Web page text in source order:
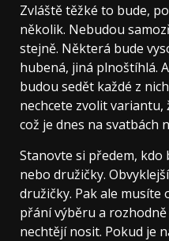
Zvláště těžké to bude,
několik. Nebudou
stejně. Některá bude
hubená, jiná plnoštíhlá.
budou sedět každé z
nechcete zvolit variantu,
což je dnes na svatbách
Stanovte si předem, kdo
nebo družičky.
družičky. Pak ale musíte
přání výběru a
nechtějí nosit. Pokud je